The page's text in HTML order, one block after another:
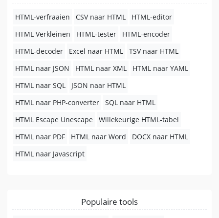
HTML-verfraaien CSV naar HTML
HTML-editor
HTML Verkleinen
HTML-tester
HTML-encoder
HTML-decoder
Excel naar HTML
TSV naar HTML
HTML naar JSON
HTML naar XML
HTML naar YAML
HTML naar SQL
JSON naar HTML
HTML naar PHP-converter
SQL naar HTML
HTML Escape Unescape
Willekeurige HTML-tabel
HTML naar PDF
HTML naar Word
DOCX naar HTML
HTML naar Javascript
Populaire tools